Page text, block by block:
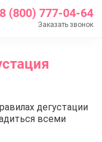
8 (800) 777-04-64
Заказать звонок
дегустации
всеми